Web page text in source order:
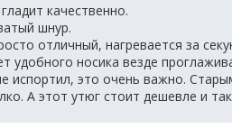
качественно.
шнур.
отличный, нагревается за
удобного носика везде
испортил, это очень важно.
А этот утюг стоит дешевле и